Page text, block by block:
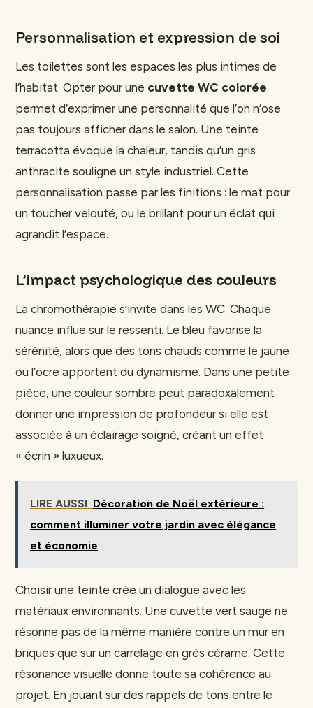
Personnalisation et expression de soi
Les toilettes sont les espaces les plus intimes de
l’habitat. Opter pour une cuvette WC colorée
permet d’exprimer une personnalité que l’on n’ose
pas toujours afficher dans le salon. Une teinte
terracotta évoque la chaleur, tandis qu’un gris
anthracite souligne un style industriel. Cette
personnalisation passe par les finitions : le mat pour
un toucher velouté, ou le brillant pour un éclat qui
agrandit l’espace.
L’impact psychologique des couleurs
La chromothérapie s’invite dans les WC. Chaque
nuance influe sur le ressenti. Le bleu favorise la
sérénité, alors que des tons chauds comme le jaune
ou l’ocre apportent du dynamisme. Dans une petite
pièce, une couleur sombre peut paradoxalement
donner une impression de profondeur si elle est
associée à un éclairage soigné, créant un effet
« écrin » luxueux.
LIRE AUSSI Décoration de Noël extérieure :
comment illuminer votre jardin avec élégance
et économie
Choisir une teinte crée un dialogue avec les
matériaux environnants. Une cuvette vert sauge ne
résonne pas de la même manière contre un mur en
briques que sur un carrelage en grès cérame. Cette
résonance visuelle donne toute sa cohérence au
projet. En jouant sur des rappels de tons entre le